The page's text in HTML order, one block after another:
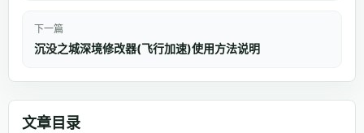
下一篇
沉没之城深境修改器(飞行加速)使用方法说明
文章目录